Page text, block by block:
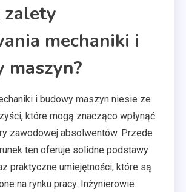
zalety
mechaniki i
maszyn?
i budowy maszyn niesie ze
które mogą znacząco wpłynąć
zawodowej absolwentów. Przede
ten oferuje solidne podstawy
praktyczne umiejętności, które są
na rynku pracy. Inżynierowie